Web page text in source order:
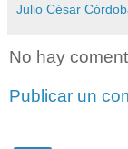
Julio César
No hay
Publicar un